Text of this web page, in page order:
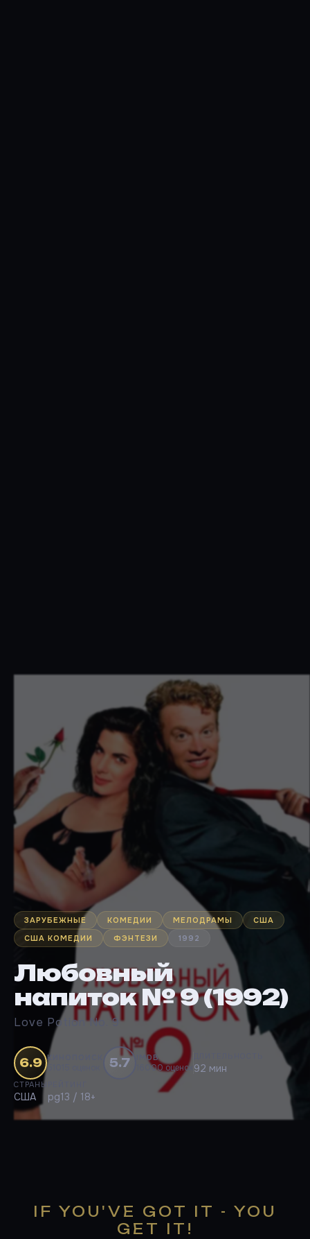
ЗАРУБЕЖНЫЕ КОМЕДИИ МЕЛОДРАМЫ
США
США КОМЕДИИ
ФЭНТЕЗИ 1992
Любовный
напиток № 9 (1992)
Love Potion No. 9
6.9 КИНОПОИСК
51015 оценок 5.7 IMDB
16000 оценок 92 мин
СТРАНЫ
США pg13 / 18+
IF YOU'VE GOT IT - YOU
GET IT!